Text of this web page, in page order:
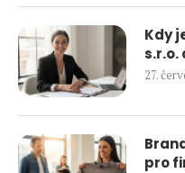
Kdy
s.r.o.
27.
pro